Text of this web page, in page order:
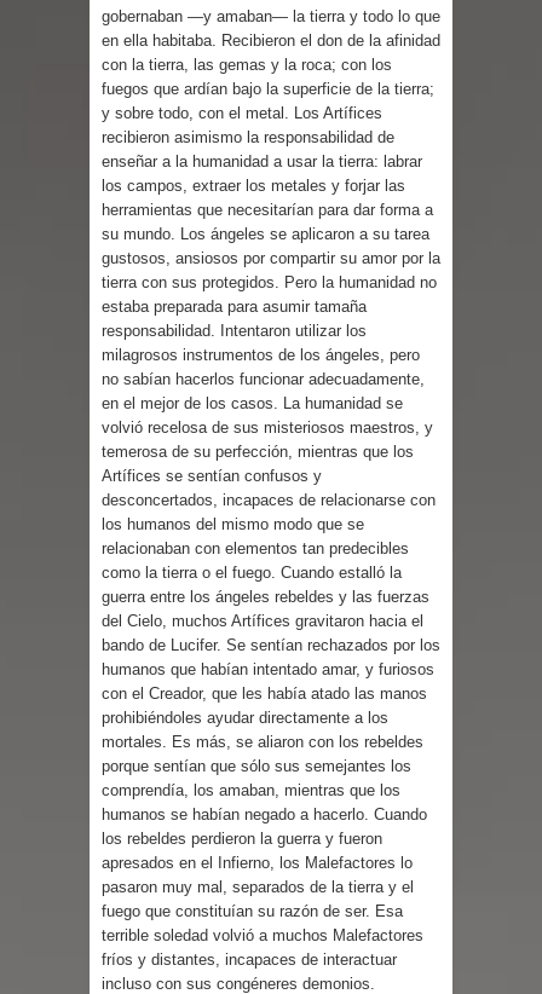
gobernaban —y amaban— la tierra y todo lo que
en ella habitaba. Recibieron el don de la afinidad
con la tierra, las gemas y la roca; con los
fuegos que ardían bajo la superficie de la tierra;
y sobre todo, con el metal. Los Artífices
recibieron asimismo la responsabilidad de
enseñar a la humanidad a usar la tierra: labrar
los campos, extraer los metales y forjar las
herramientas que necesitarían para dar forma a
su mundo. Los ángeles se aplicaron a su tarea
gustosos, ansiosos por compartir su amor por la
tierra con sus protegidos. Pero la humanidad no
estaba preparada para asumir tamaña
responsabilidad. Intentaron utilizar los
milagrosos instrumentos de los ángeles, pero
no sabían hacerlos funcionar adecuadamente,
en el mejor de los casos. La humanidad se
volvió recelosa de sus misteriosos maestros, y
temerosa de su perfección, mientras que los
Artífices se sentían confusos y
desconcertados, incapaces de relacionarse con
los humanos del mismo modo que se
relacionaban con elementos tan predecibles
como la tierra o el fuego. Cuando estalló la
guerra entre los ángeles rebeldes y las fuerzas
del Cielo, muchos Artífices gravitaron hacia el
bando de Lucifer. Se sentían rechazados por los
humanos que habían intentado amar, y furiosos
con el Creador, que les había atado las manos
prohibiéndoles ayudar directamente a los
mortales. Es más, se aliaron con los rebeldes
porque sentían que sólo sus semejantes los
comprendía, los amaban, mientras que los
humanos se habían negado a hacerlo. Cuando
los rebeldes perdieron la guerra y fueron
apresados en el Infierno, los Malefactores lo
pasaron muy mal, separados de la tierra y el
fuego que constituían su razón de ser. Esa
terrible soledad volvió a muchos Malefactores
fríos y distantes, incapaces de interactuar
incluso con sus congéneres demonios.